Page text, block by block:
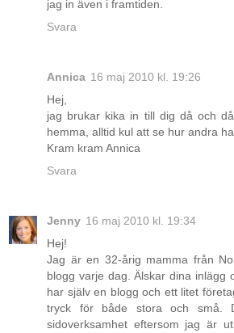
jag in även i framtiden.
Svara
Annica 16 maj 2010 kl. 19:26
Hej,
jag brukar kika in till dig då och
hemma, alltid kul att se hur andra
Kram kram Annica
Svara
Jenny 16 maj 2010 kl. 19:34
Hej!
Jag är en 32-årig mamma från
blogg varje dag. Älskar dina inlägg
har själv en blogg och ett litet
tryck för både stora och små.
sidoverksamhet eftersom jag är